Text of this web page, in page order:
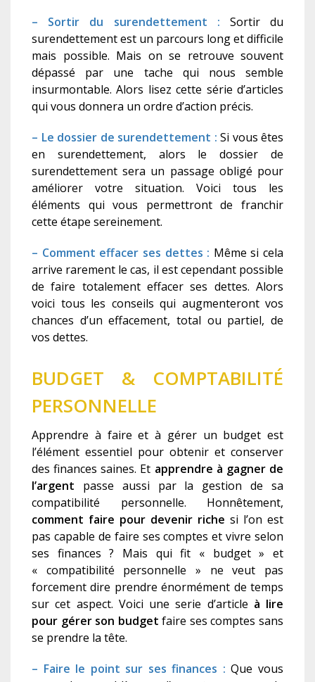
– Sortir du surendettement :
Sortir du
surendettement est un parcours long et difficile
mais possible. Mais on se retrouve souvent
dépassé par une tache qui nous semble
insurmontable. Alors lisez cette série d’articles
qui vous donnera un ordre d’action précis.
– Le dossier de surendettement : Si vous êtes
en surendettement, alors le dossier de
surendettement sera un passage obligé pour
améliorer votre situation. Voici tous les
éléments qui vous permettront de franchir
cette étape sereinement.
– Comment effacer ses dettes : Même si cela
arrive rarement le cas, il est cependant possible
de faire totalement effacer ses dettes. Alors
voici tous les conseils qui augmenteront vos
chances d’un effacement, total ou partiel, de
vos dettes.
BUDGET & COMPTABILITÉ
PERSONNELLE
Apprendre à faire et à gérer un budget est
l’élément essentiel pour obtenir et conserver
des finances saines. Et apprendre à gagner de
l’argent passe aussi par la gestion de sa
compatibilité personnelle. Honnêtement,
comment faire pour devenir riche si l’on est
pas capable de faire ses comptes et vivre selon
ses finances ? Mais qui fit « budget » et
« compatibilité personnelle » ne veut pas
forcement dire prendre énormément de temps
sur cet aspect. Voici une serie d’article à lire
pour gérer son budget faire ses comptes sans
se prendre la tête.
– Faire le point sur ses finances : Que vous